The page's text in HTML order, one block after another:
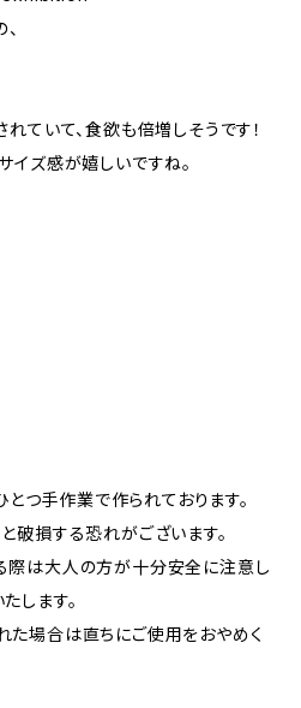
ていて、食欲も倍増しそうです！
イズ感が嬉しいですね。
つ手作業で作られております。
破損する恐れがございます。
際は大人の方が十分安全に注意し
します。
場合は直ちにご使用をおやめく